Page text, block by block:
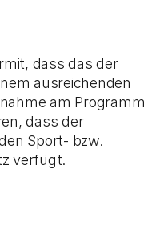
dass das der
ausreichenden
am Programm
dass der
Sport- bzw.
verfügt.